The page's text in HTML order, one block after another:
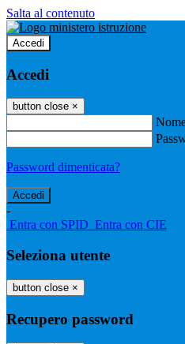
Salta al contenuto
Accedi
Accedi
button close ×
Password dimenticata?
-
Entra con SPID Entra con CIE
Seleziona utente
button close ×
Recupero password